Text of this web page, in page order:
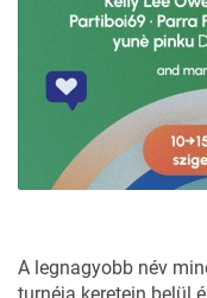
A legnagyobb név
turnéja keretein belül